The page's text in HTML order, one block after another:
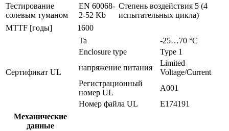
Тестирование
солевым туманом
EN 60068-
2-52 Kb
Степень воздействия 5 (4
испытательных цикла)
MTTF [годы]
1600
Сертификат UL
Ta
-25…70 °C
Enclosure type
Type 1
напряжение питания
Limited
Voltage/Current
Регистрационный
номер UL
A001
Номер файла UL
E174191
Механические
данные